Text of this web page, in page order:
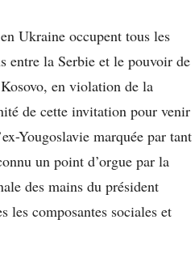
Ukraine occupent tous les
entre la Serbie et le pouvoir de
en violation de la
de cette invitation pour venir
Yougoslavie marquée par tant
un point d’orgue par la
des mains du président
les composantes sociales et